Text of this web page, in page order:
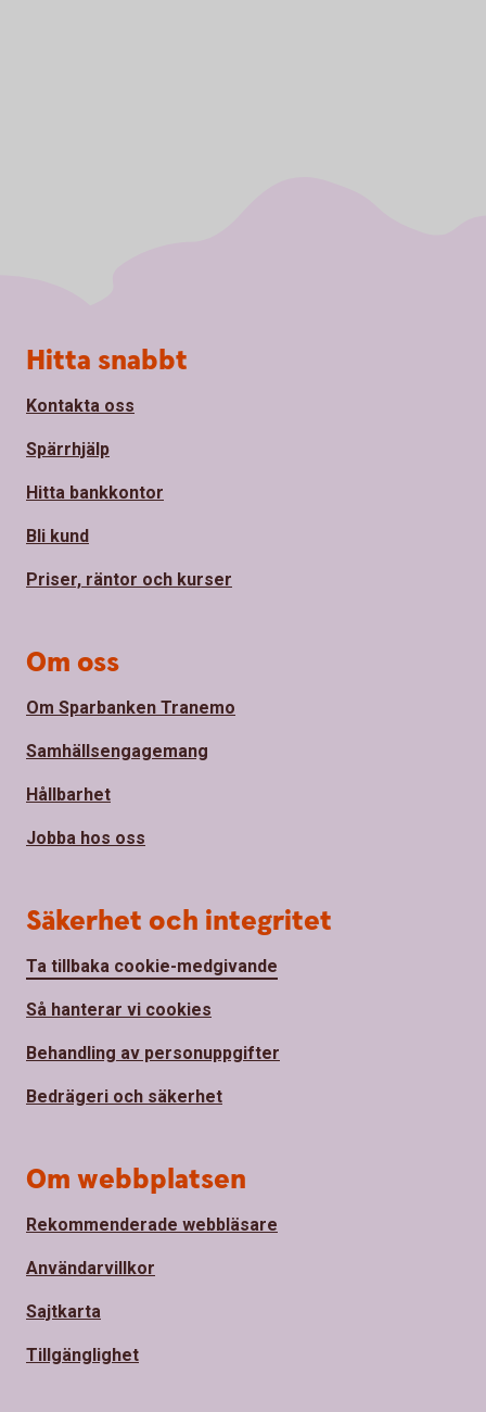
Sidfot
Hitta snabbt
Kontakta oss
Spärrhjälp
Hitta bankkontor
Bli kund
Priser, räntor och kurser
Om oss
Om Sparbanken Tranemo
Samhällsengagemang
Hållbarhet
Jobba hos oss
Säkerhet och integritet
Ta tillbaka cookie-medgivande
Så hanterar vi cookies
Behandling av personuppgifter
Bedrägeri och säkerhet
Om webbplatsen
Rekommenderade webbläsare
Användarvillkor
Sajtkarta
Tillgänglighet